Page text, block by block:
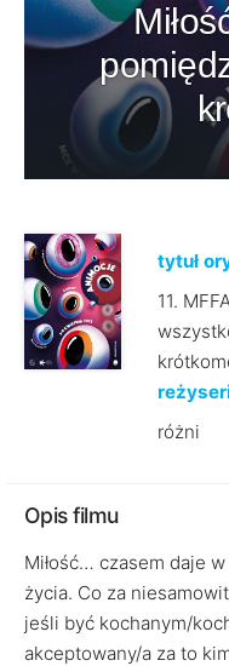
tytuł
11.
różni
Opis filmu
Miłość… czasem daje
życia. Co za
jeśli być kochanym/
akceptowany/a za to